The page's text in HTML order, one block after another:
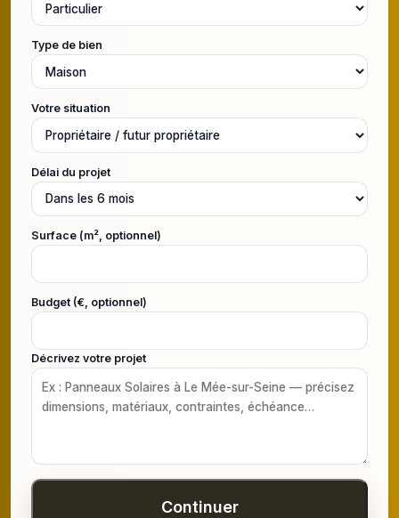
Type de bien
Votre situation
Délai du projet
Surface (m², optionnel)
Budget (€, optionnel)
Décrivez votre projet
Continuer